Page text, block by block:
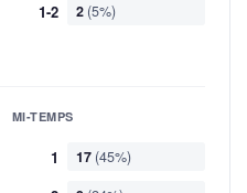
1-2 2 (5%)
MI-TEMPS
1 17 (45%)